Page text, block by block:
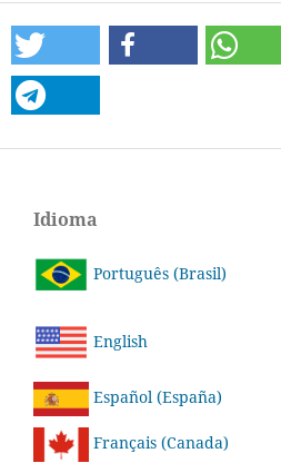
Idioma
Português (Brasil)
English
Español (España)
Français (Canada)